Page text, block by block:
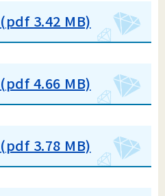
(pdf 3.42 MB)
(pdf 4.66 MB)
(pdf 3.78 MB)